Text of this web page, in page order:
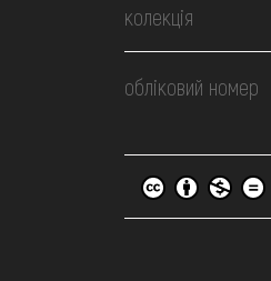
колекція
обліковий номер